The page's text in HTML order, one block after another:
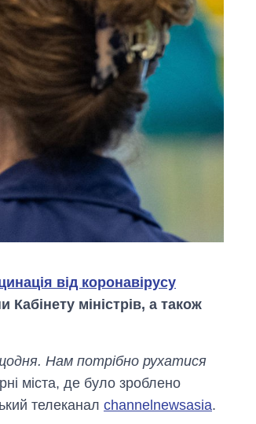
від коронавірусу
міністрів, а також
Нам потрібно рухатися
міста, де було зроблено
телеканал channelnewsasia.